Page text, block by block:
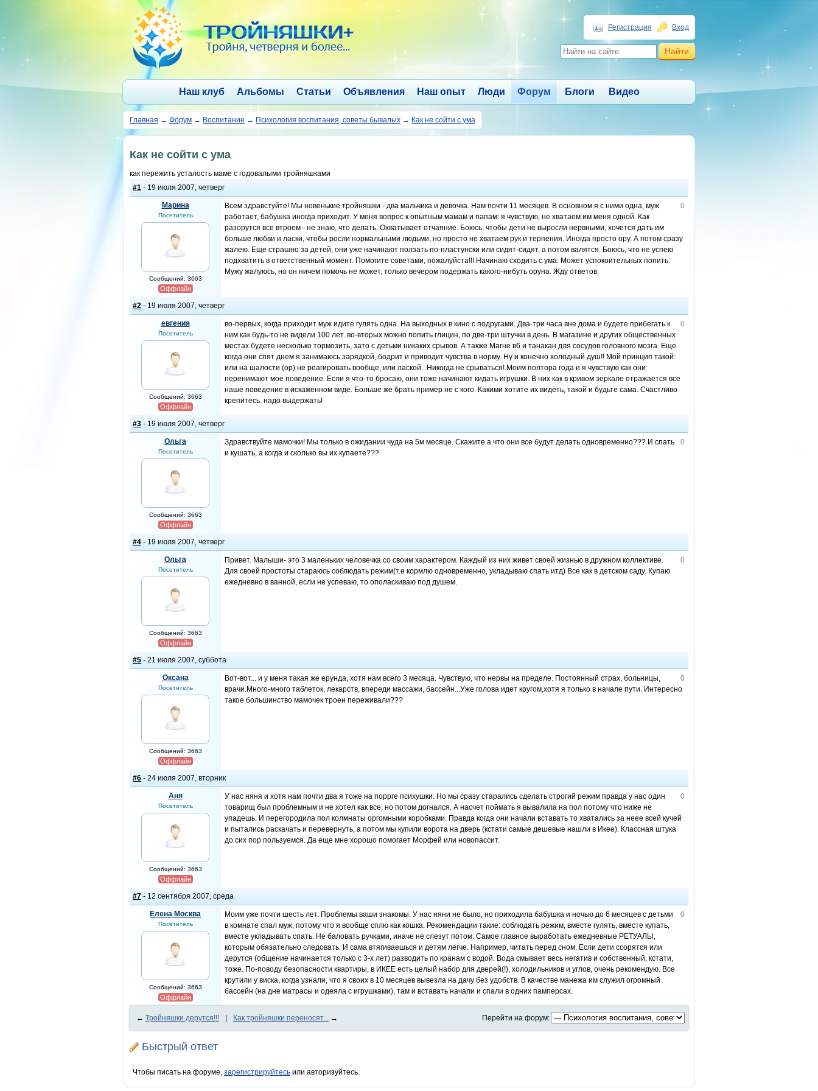
Регистрация Вход
Наш клуб Альбомы Статьи Объявления Наш опыт Люди Форум Блоги Видео
Главная → Форум → Воспитание → Психология воспитания, советы бывалых → Как не сойти с ума
Как не сойти с ума
как пережить усталость маме с годовалыми тройняшками
#1 - 19 июля 2007, четверг
Марина
Посетитель
Сообщений: 3663
Оффлайн
0
Всем здравстуйте! Мы новенькие тройняшки - два мальчика и девочка. Нам почти 11 месяцев. В основном я с ними одна, муж
работает, бабушка иногда приходит. У меня вопрос к опытным мамам и папам: я чувствую, не хватаем им меня одной. Как
разорутся все втроем - не знаю, что делать. Охватывает отчаяние. Боюсь, чтобы дети не выросли нервными, хочется дать им
больше любви и ласки, чтобы росли нормальными людьми, но просто не хватаем рук и терпения. Иногда просто ору. А потом сразу
жалею. Еще страшно за детей, они уже начинают ползать по-пластунски или сидят-сидят, а потом валятся. Боюсь, что не успею
подхватить в ответственный момент. Помогите советами, пожалуйста!!! Начинаю сходить с ума. Может успокоительных попить.
Мужу жалуюсь, но он ничем помочь не может, только вечером подержать какого-нибуть оруна. Жду ответов.
#2 - 19 июля 2007, четверг
евгения
Посетитель
Сообщений: 3663
Оффлайн
0
во-первых, когда приходит муж идите гулять одна. На выходных в кино с подругами. Два-три часа вне дома и будете прибегать к
ним как будь-то не видели 100 лет. во-вторых можно попить глицин, по две-три штучки в день. В магазине и других общественных
местах будете несколько тормозить, зато с детьми никаких срывов. А также Магне в6 и танакан для сосудов головного мозга. Еще
когда они спят днем я занимаюсь зарядкой, бодрит и приводит чувства в норму. Ну и конечно холодный душ!! Мой принцип такой:
или на шалости (ор) не реагировать вообще, или лаской . Никогда не срываться!.Моим полтора года и я чувствую как они
перенимают мое поведение. Если я что-то бросаю, они тоже начинают кидать игрушки. В них как в кривом зеркале отражается все
наше поведение в искаженном виде. Больше же брать пример не с кого. Какими хотите их видеть, такой и будьте сама. Счастливо
крепитесь. надо выдержать!
#3 - 19 июля 2007, четверг
Ольга
Посетитель
Сообщений: 3663
Оффлайн
0
Здравствуйте мамочки! Мы только в ожидании чуда на 5м месяце. Скажите а что они все будут делать одновременно??? И спать
и кушать, а когда и сколько вы их купаете???
#4 - 19 июля 2007, четверг
Ольга
Посетитель
Сообщений: 3663
Оффлайн
0
Привет. Малыши- это 3 маленьких человечка со своим характером. Каждый из них живет своей жизнью в дружном коллективе.
Для своей простоты стараюсь соблюдать режим(т.е кормлю одновременно, укладываю спать итд) Все как в детском саду. Купаю
ежедневно в ванной, если не успеваю, то ополаскиваю под душем.
#5 - 21 июля 2007, суббота
Oксана
Посетитель
Сообщений: 3663
Оффлайн
0
Вот-вот... и у меня такая же ерунда, хотя нам всего 3 месяца. Чувствую, что нервы на пределе. Постоянный страх, больницы,
врачи.Много-много таблеток, лекарств, впереди массажи, бассейн...Уже голова идет кругом,хотя я только в начале пути. Интересно
такое большинство мамочек троен переживали???
#6 - 24 июля 2007, вторник
Аня
Посетитель
Сообщений: 3663
Оффлайн
0
У нас няня и хотя нам почти два я тоже на поррге психушки. Но мы сразу старались сделать строгий режим правда у нас один
товарищ был проблемным и не хотел как все, но потом догнался. А насчет поймать я вывалила на пол потому что ниже не
упадешь. И перегородила пол колмнаты оргомными коробками. Правда когда они начали вставать то хватались за неее всей кучей
и пытались раскачать и перевернуть, а потом мы купили ворота на дверь (кстати самые дешевые нашли в Икее). Классная штука
до сих пор пользуемся. Да еще мне хорошо помогает Морфей или новопассит.
#7 - 12 сентября 2007, среда
Елена Москва
Посетитель
Сообщений: 3663
Оффлайн
0
Моим уже почти шесть лет. Проблемы ваши знакомы. У нас няни не было, но приходила бабушка и ночью до 6 месяцев с детьми
в комнате спал муж, потому что я вообще сплю как кошка. Рекомендации такие: соблюдать режим, вместе гулять, вместе купать,
вместе укладывать спать. Не баловать ручками, иначе не слезут потом. Самое главное выработать ежедневные РЕТУАЛЫ,
которым обязательно следовать. И сама втягиваешься и детям легче. Например, читать перед сном. Если дети ссорятся или
дерутся (общение начинается только с 3-х лет) разводить по кранам с водой. Вода смывает весь негатив и собственный, кстати,
тоже. По-поводу безопасности квартиры, в ИКЕЕ есть целый набор для дверей(!), холодильников и углов, очень рекомендую. Все
крутили у виска, когда узнали, что я своих в 10 месяцев вывезла на дачу без удобств. В качестве манежа им служил огромный
бассейн (на дне матрасы и одеяла с игрушками), там и вставать начали и спали в одних памперсах.
← Тройняшки дерутся!!! Как тройняшки переносят... → Перейти на форум:
Быстрый ответ
Чтобы писать на форуме, зарегистрируйтесь или авторизуйтесь.